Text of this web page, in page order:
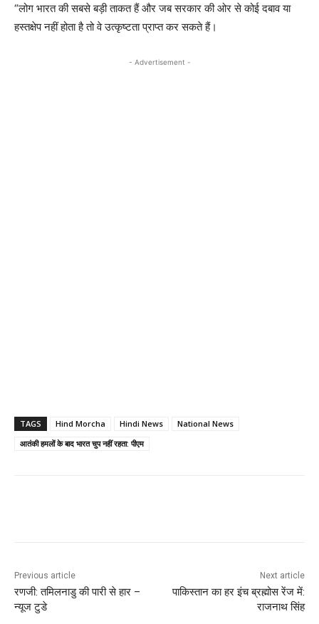
“लोग भारत की सबसे बड़ी ताकत हैं और जब सरकार की ओर से कोई दबाव या
हस्तक्षेप नहीं होता है तो वे उत्कृष्टता प्राप्त कर सकते हैं।
- Advertisement -
TAGS Hind Morcha Hindi News
National News
आतंकी हमलों के बाद भारत चुप नहीं रहता: पीएम
Previous article
रणजी: तमिलनाडु की पारी से हार –
न्यूज टुडे
Next article
पाकिस्तान का हर इंच ब्रह्मोस रेंज में:
राजनाथ सिंह